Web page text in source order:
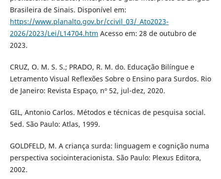
Brasileira de Sinais. Disponível em:
https://www.planalto.gov.br/ccivil_03/_Ato2023-
2026/2023/Lei/L14704.htm Acesso em: 28 de outubro de
2023.
CRUZ, O. M. S. S.; PRADO, R. M. do. Educação Bilíngue e
Letramento Visual Reflexões Sobre o Ensino para Surdos. Rio
de Janeiro: Revista Espaço, nº 52, jul-dez, 2020.
GIL, Antonio Carlos. Métodos e técnicas de pesquisa social.
5ed. São Paulo: Atlas, 1999.
GOLDFELD, M. A criança surda: linguagem e cognição numa
perspectiva sociointeracionista. São Paulo: Plexus Editora,
2002.